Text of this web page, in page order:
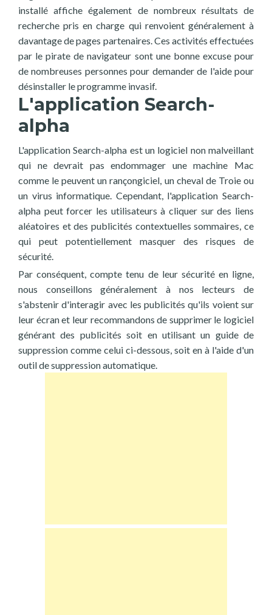
installé affiche également de nombreux résultats de
recherche pris en charge qui renvoient généralement à
davantage de pages partenaires. Ces activités effectuées
par le pirate de navigateur sont une bonne excuse pour
de nombreuses personnes pour demander de l'aide pour
désinstaller le programme invasif.
L'application Search-
alpha
L'application Search-alpha est un logiciel non malveillant
qui ne devrait pas endommager une machine Mac
comme le peuvent un rançongiciel, un cheval de Troie ou
un virus informatique. Cependant, l'application Search-
alpha peut forcer les utilisateurs à cliquer sur des liens
aléatoires et des publicités contextuelles sommaires, ce
qui peut potentiellement masquer des risques de
sécurité.
Par conséquent, compte tenu de leur sécurité en ligne,
nous conseillons généralement à nos lecteurs de
s'abstenir d'interagir avec les publicités qu'ils voient sur
leur écran et leur recommandons de supprimer le logiciel
générant des publicités soit en utilisant un guide de
suppression comme celui ci-dessous, soit en à l'aide d'un
outil de suppression automatique.